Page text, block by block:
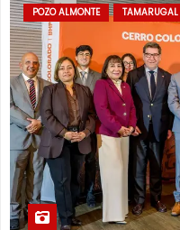
d
a
s
POZO ALMONTE TAMARUGAL